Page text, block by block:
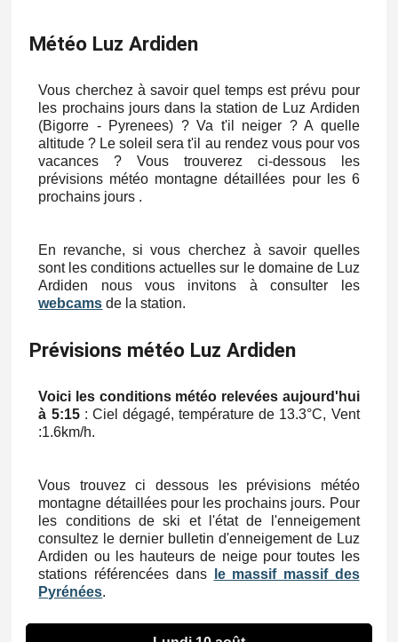
Météo Luz Ardiden
Vous cherchez à savoir quel temps est prévu pour
les prochains jours dans la station de Luz Ardiden
(Bigorre - Pyrenees) ? Va t'il neiger ? A quelle
altitude ? Le soleil sera t'il au rendez vous pour vos
vacances ? Vous trouverez ci-dessous les
prévisions météo montagne détaillées pour les 6
prochains jours .
En revanche, si vous cherchez à savoir quelles
sont les conditions actuelles sur le domaine de Luz
Ardiden nous vous invitons à consulter les
webcams de la station.
Prévisions météo Luz Ardiden
Voici les conditions météo relevées aujourd'hui
à 5:15: Ciel dégagé, température de 13.3°C, Vent
:1.6km/h.
Vous trouvez ci dessous les prévisions météo
montagne détaillées pour les prochains jours. Pour
les conditions de ski et l'état de l'enneigement
consultez le dernier bulletin d'enneigement de Luz
Ardiden ou les hauteurs de neige pour toutes les
stations référencées dans
le massif massif des
Pyrénées.